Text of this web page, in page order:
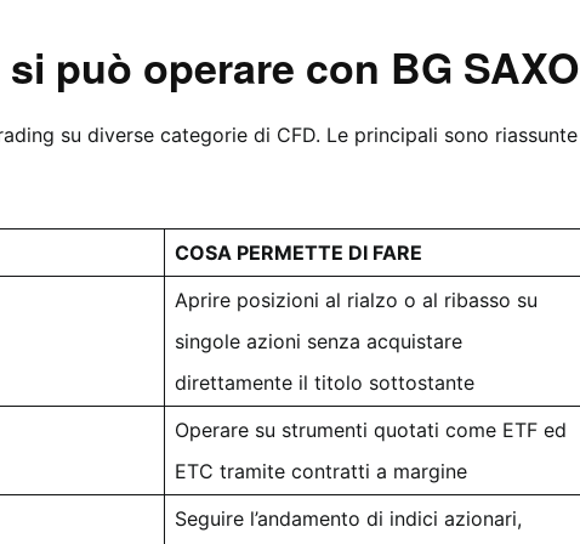
può operare con BG SAXO
su diverse categorie di CFD. Le principali sono riassunte
COSA PERMETTE DI FARE
Aprire posizioni al rialzo o al ribasso su
singole azioni senza acquistare
direttamente il titolo sottostante
Operare su strumenti quotati come ETF ed
ETC tramite contratti a margine
Seguire l’andamento di indici azionari,